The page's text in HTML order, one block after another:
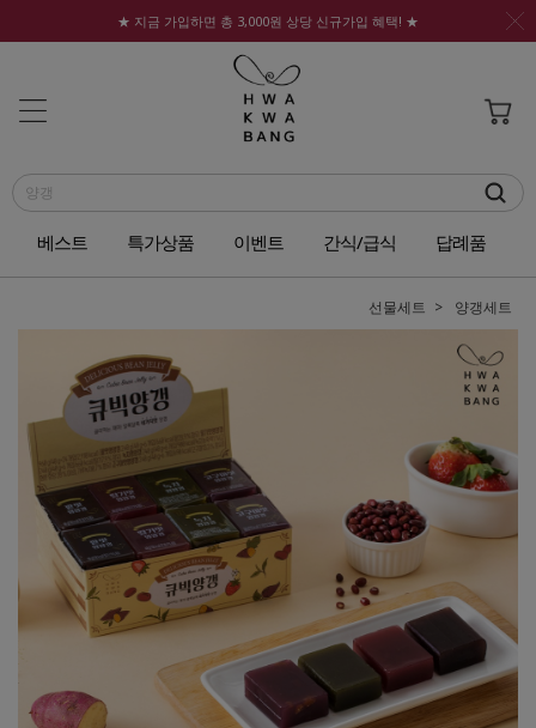
★ 지금 가입하면 총 3,000원 상당 신규가입 혜택! ★
베스트 특가상품 이벤트 간식/급식 답례품
선물세트 양갱세트